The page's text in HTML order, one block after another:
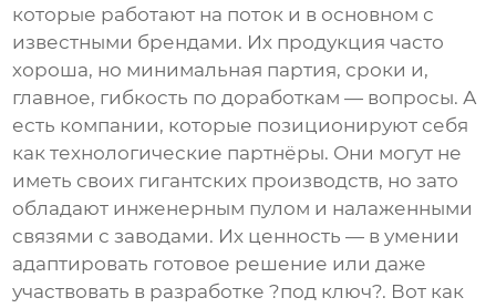
которые работают на поток и в основном с
известными брендами. Их продукция часто
хороша, но минимальная партия, сроки и,
главное, гибкость по доработкам — вопросы. А
есть компании, которые позиционируют себя
как технологические партнёры. Они могут не
иметь своих гигантских производств, но зато
обладают инженерным пулом и налаженными
связями с заводами. Их ценность — в умении
адаптировать готовое решение или даже
участвовать в разработке ?под ключ?. Вот как